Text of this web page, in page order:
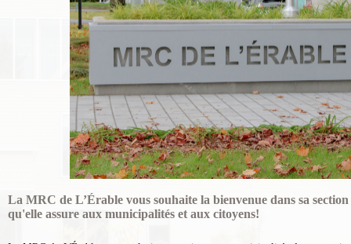
La MRC de L’Érable vous souhaite la bienvenue dans sa section
qu'elle assure aux municipalités et aux citoyens!